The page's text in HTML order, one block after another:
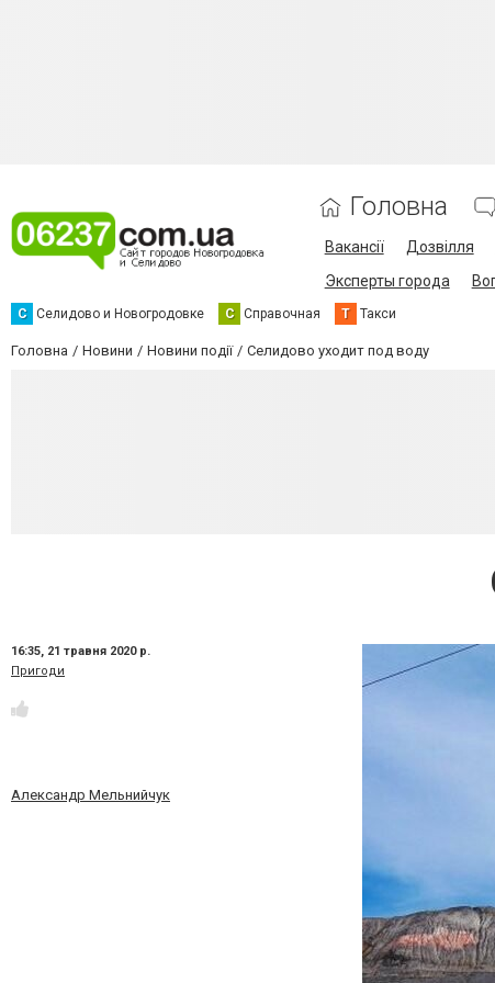
Головна
Вакансії Дозвілля
Эксперты города
С Селидово и Новогродовке С Справочная Т Такси
Головна Новини Новини події Селидово уходит под воду
16:35, 21 травня 2020 р.
Пригоди
Александр Мельнийчук